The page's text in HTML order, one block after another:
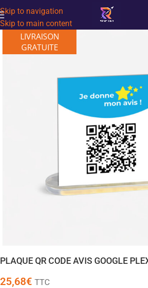
Skip to navigation
Skip to main content
LIVRAISON
GRATUITE
PLAQUE QR CODE AVIS GOOGLE
25,68€ TTC